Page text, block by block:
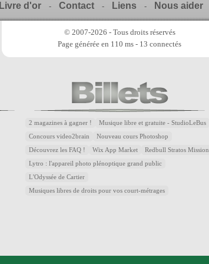
Livre d'or - Contact - Liens - Nous aider
© 2007-2026 - Tous droits réservés
Page générée en 110 ms - 13 connectés
2 magazines à gagner ! Musique libre et gratuite - StudioLeBus
Concours video2brain Nouveau cours Photoshop
Découvrez les FAQ ! Wix App Market Redbull Stratos Mission
Lytro : l'appareil photo plénoptique grand public
L'Odyssée de Cartier
Musiques libres de droits pour vos court-métrages